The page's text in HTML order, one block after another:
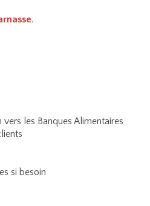
.
les Banques Alimentaires
si besoin